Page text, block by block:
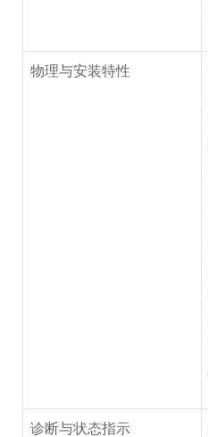
物理与安装特性
诊断与状态指示